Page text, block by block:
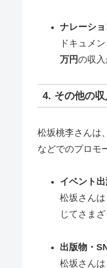
ナレーシ
ドキュメ
万円の収
4. その他の
松坂桃李さんは
などでのプロモ
イベント
松坂さん
じてさま
出版物・
松坂さん